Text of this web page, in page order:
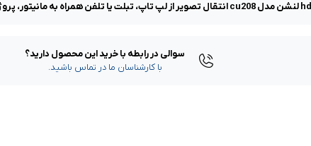
سوالی در رابطه با خرید این محصول دارید؟
با کارشناسان ما در تماس باشید.